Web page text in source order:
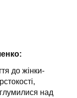
до жінки-
глумилися над